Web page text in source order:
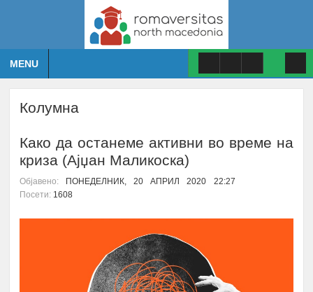
MENU
Колумна
Како да останеме активни во време на
криза (Ајџан Маликоска)
Објавено: ПОНЕДЕЛНИК, 20 АПРИЛ 2020 22:27
Посети: 1608